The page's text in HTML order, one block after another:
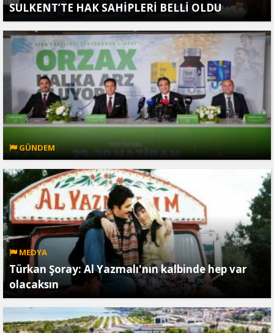
SULKENT’TE HAK SAHİPLERİ BELLİ OLDU
GÜNDEM
MEDYA
Türkan Şoray: Al Yazmalı'nın kalbinde hep var
olacaksın